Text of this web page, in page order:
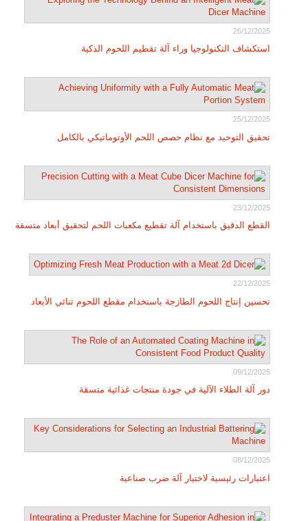
26/12/2025
استكشاف التكنولوجيا وراء آلة تقطيم اللحوم الذكية
25/12/2025
تحقيق التوحيد مع نظام حصص اللحم الأوتوماتيكي بالكامل
23/12/2025
القطع الدقيق باستخدام آلة تقطيع مكعبات اللحم لتحقيق أبعاد متسقة
22/12/2025
تحسين إنتاج اللحوم الطازجة باستخدام مقطع اللحوم ثنائي الأبعاد
09/12/2025
دور آلة الطلاء الآلية في جودة منتجات غذائية متسقة
08/12/2025
اعتبارات رئيسية لاختيار آلة ضرب صناعية